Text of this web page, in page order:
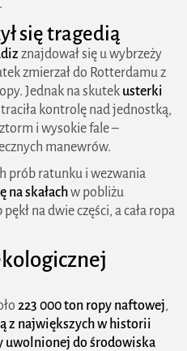
się tragedią
znajdował się u wybrzeży
zmierzał do Rotterdamu z
Jednak na skutek usterki
kontrolę nad jednostką,
i wysokie fale –
manewrów.
prób ratunku i wezwania
na skałachw pobliżu
na dwie części, a cała ropa
223 000 ton ropy naftowej,
z największych w historii
uwolnionej do środowiska